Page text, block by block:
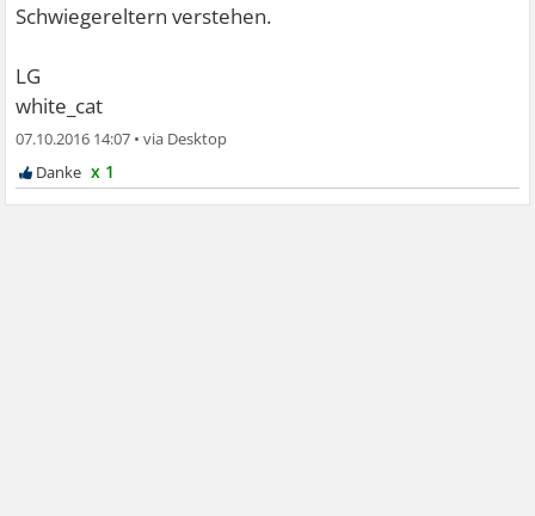
Schwiegereltern verstehen.
LG
white_cat
07.10.2016 14:07 •
x 1